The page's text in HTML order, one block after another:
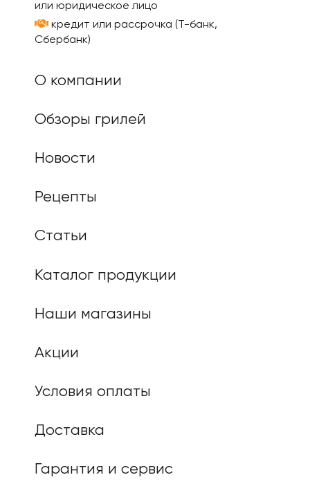
или юридическое лицо
кредит или рассрочка (Т-банк,
Сбербанк)
О компании
Обзоры грилей
Новости
Рецепты
Статьи
Каталог продукции
Наши магазины
Акции
Условия оплаты
Доставка
Гарантия и сервис